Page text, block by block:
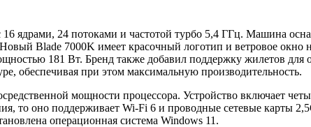
16 ядрами, 24 потоками и частотой турбо 5,4 ГГц. Машина
Blade 7000K имеет красочный логотип и ветровое окно
181 Вт. Бренд также добавил поддержку жилетов для
обеспечивая при этом максимальную производительность.
мощности процессора. Устройство включает
то оно поддерживает Wi-Fi 6 и проводные сетевые
операционная система Windows 11.